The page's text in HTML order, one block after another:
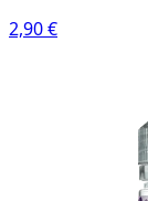
2,90 €